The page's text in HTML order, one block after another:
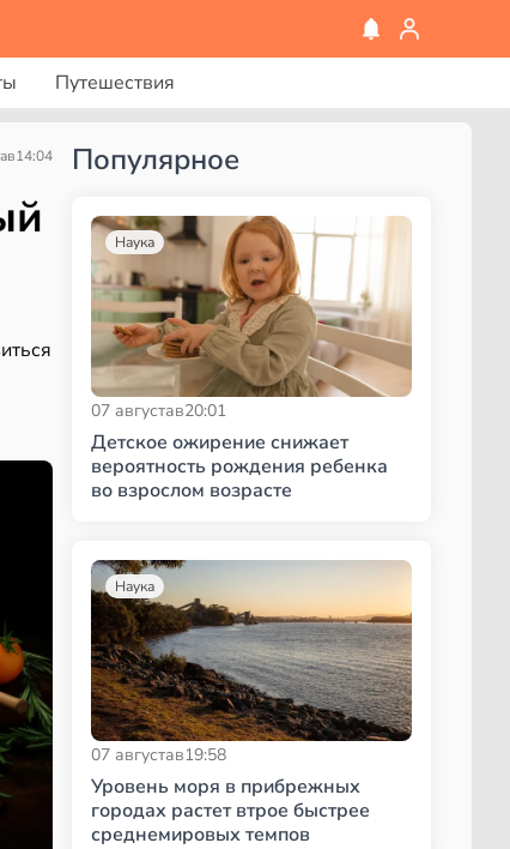
Путешествия
в14:04 Популярное
Наука
07 августав20:01
Детское ожирение снижает
вероятность рождения ребенка
во взрослом возрасте
Наука
07 августав19:58
Уровень моря в прибрежных
городах растет втрое быстрее
среднемировых темпов